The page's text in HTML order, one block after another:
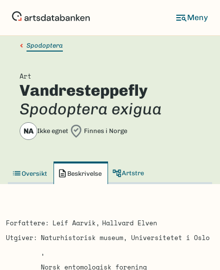
Spodoptera
Art
Vandresteppefly
Spodoptera exigua
NA Ikke egnet Finnes i Norge
Oversikt Beskrivelse Artstre
Forfattere Leif Aarvik
Hallvard Elven
Utgiver
Naturhistorisk museum, Universitetet i Oslo
Norsk entomologisk forening